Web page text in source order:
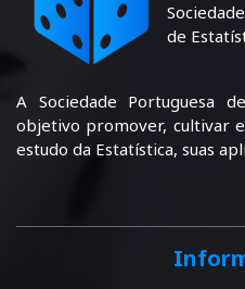
de
A Sociedade Portuguesa
objetivo promover, cultivar
estudo da Estatística, suas